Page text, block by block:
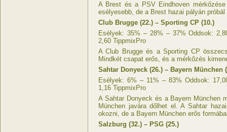
A Brest és a PSV Eindhoven
esélyesebb, de a Brest hazai pályán
Club Brugge (22.) – Sporting CP (10.)
Esélyek: 35% – 28% – 37% Oddsok:
2,60 TippmixPro
A Club Brugge és a Sporting CP
Mindkét csapat erős, és a mérkőzés
Sahtar Donyeck (26.) – Bayern München
Esélyek: 6% – 11% – 83% Oddsok:
1,16 TippmixPro
A Sahtar Donyeck és a Bayern München
München javára dőlhet el. A Sahtar
okozni, de a Bayern München erős
Salzburg (32.) – PSG (25.)